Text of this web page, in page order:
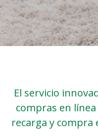
El servicio
compras en línea
recarga y compra